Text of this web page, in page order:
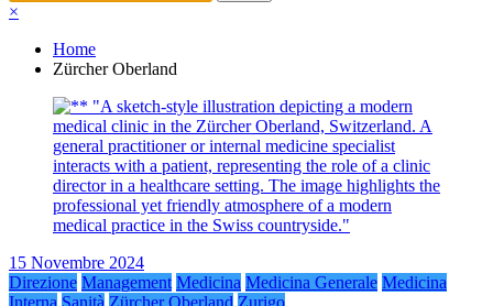
×
Home
Zürcher Oberland
15 Novembre 2024
Direzione Management Medicina Medicina Generale Medicina
Interna Sanità Zürcher Oberland Zurigo